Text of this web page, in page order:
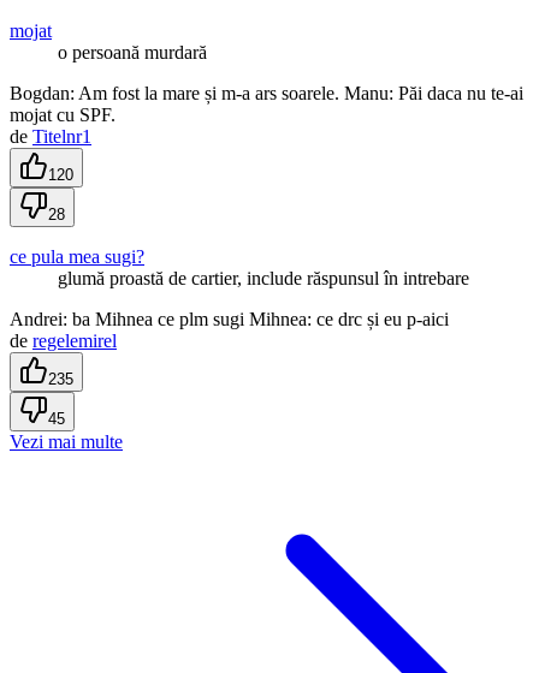
mojat
o persoană murdară
Bogdan: Am fost la mare și m-a ars soarele. Manu: Păi daca nu te-ai
mojat cu SPF.
de Titelnr1
120
28
ce pula mea sugi?
glumă proastă de cartier, include răspunsul în intrebare
Andrei: ba Mihnea ce plm sugi Mihnea: ce drc și eu p-aici
de regelemirel
235
45
Vezi mai multe